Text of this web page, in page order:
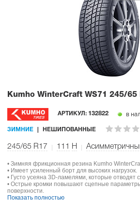
Kumho WinterCraft WS71 245/65
АРТИКУЛ: 132822 в
ЗИМНИЕ НЕШИПОВАННЫЕ
245/65 R17 111 H
• Зимняя фрикционная резина Kumho
• Имеет усиленный борт для высоких нагрузок.
• Густо усеяна 3D-ламелями, которые отводят
• Острые кромки повышают сцепные
поверхности.
Показать полностью